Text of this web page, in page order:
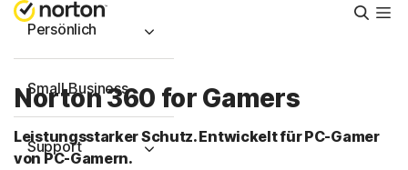
Persönlich
Small Business
Support
Norton 360 for Gamers
Leistungsstarker Schutz. Entwickelt für PC-Gamer
von PC-Gamern.